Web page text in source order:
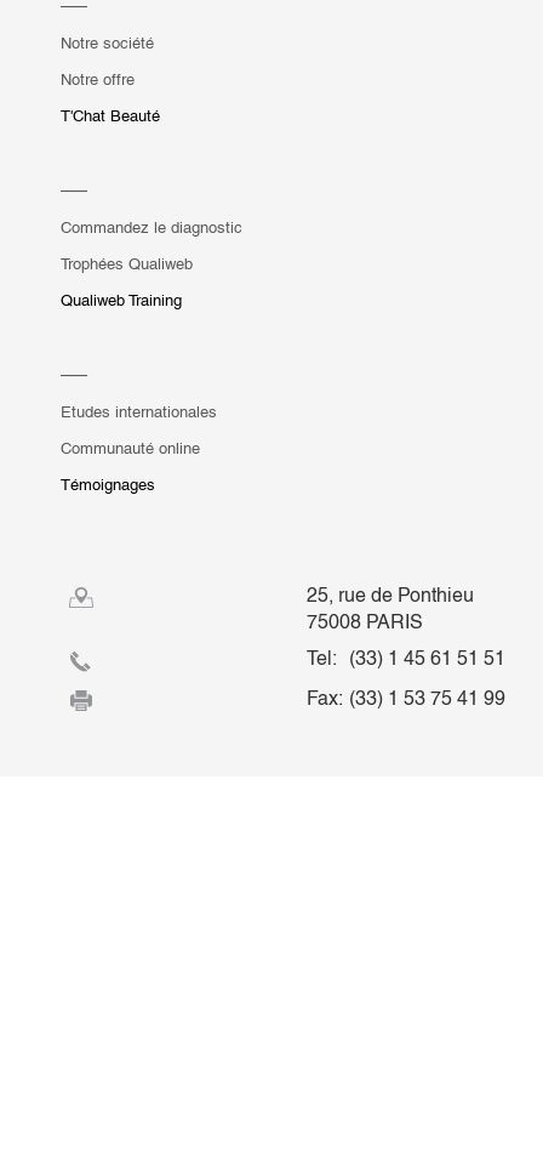
Notre société
Notre offre
T'Chat Beauté
Commandez le diagnostic
Trophées Qualiweb
Qualiweb Training
Etudes internationales
Communauté online
Témoignages
25, rue de Ponthieu
75008 PARIS
Tel:
(33) 1 45 61 51 51
Fax: (33) 1 53 75 41 99